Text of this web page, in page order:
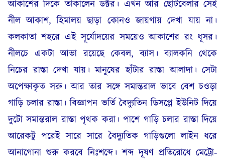
আকাশের দিকে তাকালেন ডক্টর। এখন আর ছোটবেলার সেই
নীল আকাশ, হিমালয় ছাড়া কোনও জায়গায় দেখা যায় না।
কলকাতা শহরে এই সূর্যোদয়ের সময়েও আকাশের রং ধূসর।
নীলচে একটা আভা রয়েছে কেবল, ব্যাস। ব্যালকনি থেকে
নিচের রাস্তা দেখা যায়। মানুষের হাঁটার রাস্তা আলাদা। সেটা
অপেক্ষাকৃত সরু। আর তার সঙ্গে সমান্তরাল ভাবে বেশ চওড়া
গাড়ি চলার রাস্তা। বিজ্ঞাপন ভর্তি বৈদ্যুতিন ডিসপ্লে ইউনিট দিয়ে
দুটো সমান্তরাল রাস্তা পৃথক করা। পাশে গাড়ি চলার রাস্তা দিয়ে
আরেকটু পরেই সারে সারে বৈদ্যুতিক গাড়িগুলো লাইন ধরে
আনাগোনা শুরু করবে নিঃশব্দে। শব্দ দূষণ প্রতিরোধে মেট্রো-